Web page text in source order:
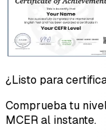
¿Listo para
Comprueba tu
MCER al instante.